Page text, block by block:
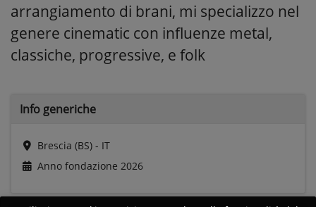
arrangiamento di brani, mi specializzo nel
genere cinematic con influenze metal,
classiche, progressive, e folk
Info generiche
Brescia (BS) - IT
Anno fondazione 2026